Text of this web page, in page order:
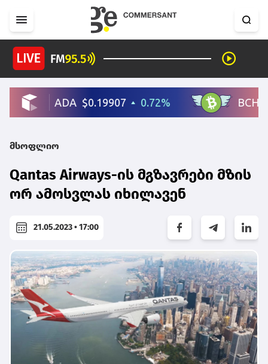
მსოფლიო
Qantas Airways-ის მგზავრები მზის
ორ ამოსვლას იხილავენ
21.05.2023 • 17:00